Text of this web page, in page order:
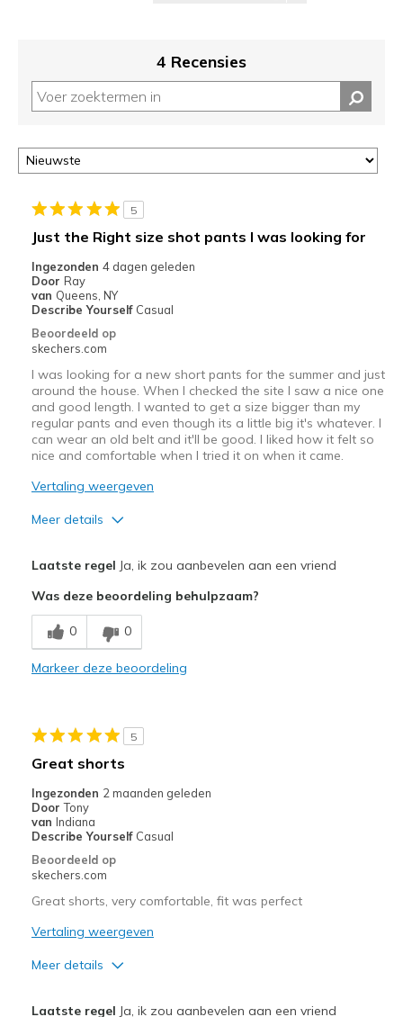
4 Recensies
5
Just the Right size shot pants I was looking for
Ingezonden 4 dagen geleden
Door Ray
van Queens, NY
Describe Yourself Casual
Beoordeeld op
skechers.com
I was looking for a new short pants for the summer and just
around the house. When I checked the site I saw a nice one
and good length. I wanted to get a size bigger than my
regular pants and even though its a little big it's whatever. I
can wear an old belt and it'll be good. I liked how it felt so
nice and comfortable when I tried it on when it came.
Vertaling weergeven
Meer details
Comfortable
Beste toepassingen
Casual Wear
Sizing
Feels half size too big
View On Shoes
Laatste regel Ja, ik zou aanbevelen aan een vriend
Was deze beoordeling behulpzaam?
0 0
Markeer deze beoordeling
5
Great shorts
Ingezonden 2 maanden geleden
Door Tony
van Indiana
Describe Yourself Casual
Beoordeeld op
skechers.com
Great shorts, very comfortable, fit was perfect
Vertaling weergeven
Meer details
Laatste regel Ja, ik zou aanbevelen aan een vriend